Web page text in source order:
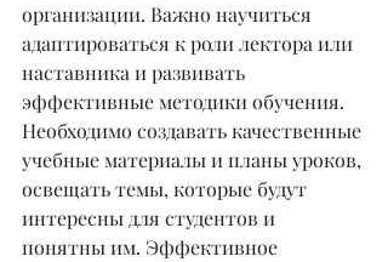
организации. Важно научиться
адаптироваться к роли лектора или
наставника и развивать
эффективные методики обучения.
Необходимо создавать качественные
учебные материалы и планы уроков,
освещать темы, которые будут
интересны для студентов и
понятны им. Эффективное